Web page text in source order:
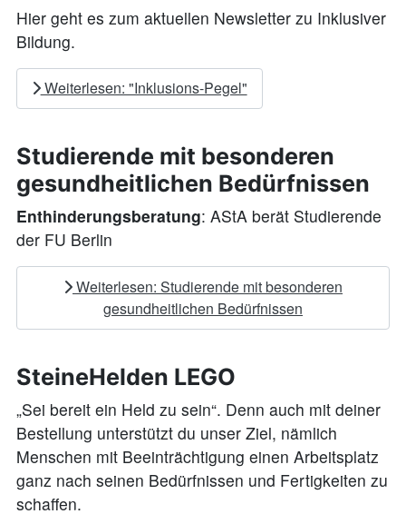
Hier geht es zum aktuellen Newsletter zu Inklusiver
Bildung.
Weiterlesen: "Inklusions-Pegel"
Studierende mit besonderen
gesundheitlichen Bedürfnissen
Enthinderungsberatung: AStA berät Studierende
der FU Berlin
Weiterlesen: Studierende mit besonderen
gesundheitlichen Bedürfnissen
SteineHelden LEGO
„Sei bereit ein Held zu sein“. Denn auch mit deiner
Bestellung unterstützt du unser Ziel, nämlich
Menschen mit Beeinträchtigung einen Arbeitsplatz
ganz nach seinen Bedürfnissen und Fertigkeiten zu
schaffen.